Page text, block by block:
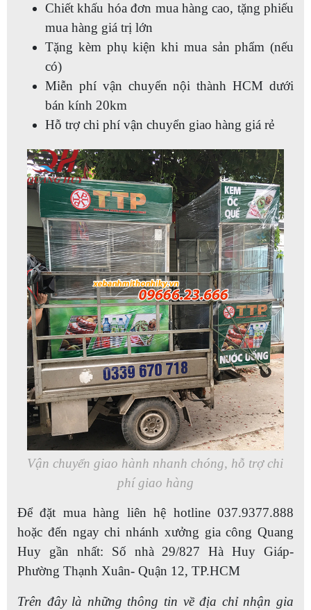
Chiết khấu hóa đơn mua hàng cao, tặng phiếu
mua hàng giá trị lớn
Tặng kèm phụ kiện khi mua sản phẩm (nếu
có)
Miễn phí vận chuyển nội thành HCM dưới
bán kính 20km
Hỗ trợ chi phí vận chuyển giao hàng giá rẻ
Vận chuyển giao hành nhanh chóng, hỗ trợ chi
phí giao hàng
Để đặt mua hàng liên hệ hotline 037.9377.888
hoặc đến ngay chi nhánh xưởng gia công Quang
Huy gần nhất: Số nhà 29/827 Hà Huy Giáp-
Phường Thạnh Xuân- Quận 12, TP.HCM
Trên đây là những thông tin về địa chỉ nhận gia